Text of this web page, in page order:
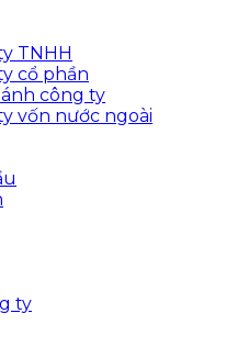
TNHH
cổ phần
công ty
vốn nước ngoài
ty